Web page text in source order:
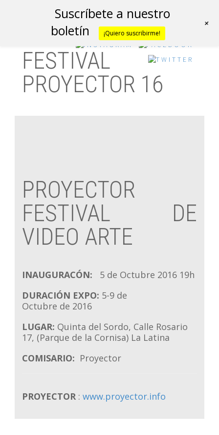
FESTIVAL
PROYECTOR 16
PROYECTOR
FESTIVAL DE
VIDEO ARTE
INAUGURACÓN: 5 de Octubre 2016 19h
DURACIÓN EXPO: 5-9 de
Octubre de 2016
LUGAR: Quinta del Sordo, Calle Rosario
17, (Parque de la Cornisa) La Latina
COMISARIO: Proyector
PROYECTOR : www.proyector.info
Suscríbete a nuestro
boletín
¡Quiero suscribirme!
+